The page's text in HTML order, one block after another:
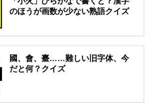
のほうが画数が少ない熟語クイズ
國、會、臺……難しい旧字体、今
だと何？クイズ